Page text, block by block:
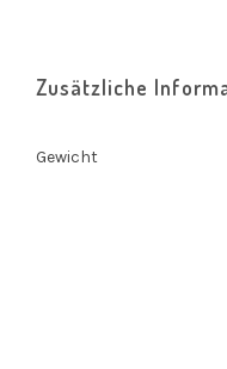
Zusätzliche
Gewicht